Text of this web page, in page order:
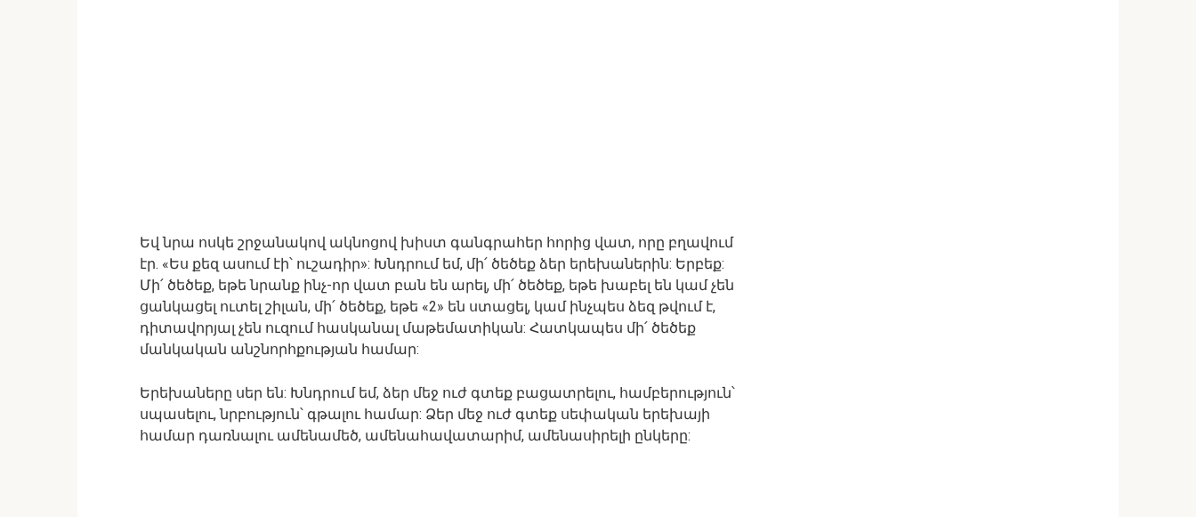
Եվ նրա ոսկե շրջանակով ակնոցով խիստ գանգրահեր հորից վատ, որը բղավում
էր. «Ես քեզ ասում էի՝ ուշադիր»: Խնդրում եմ, մի՛ ծեծեք ձեր երեխաներին: Երբեք:
Մի՛ ծեծեք, եթե նրանք ինչ-որ վատ բան են արել, մի՛ ծեծեք, եթե խաբել են կամ չեն
ցանկացել ուտել շիլան, մի՛ ծեծեք, եթե «2» են ստացել, կամ ինչպես ձեզ թվում է,
դիտավորյալ չեն ուզում հասկանալ մաթեմատիկան: Հատկապես մի՛ ծեծեք
մանկական անշնորհքության համար:
Երեխաները սեր են: Խնդրում եմ, ձեր մեջ ուժ գտեք բացատրելու, համբերություն՝
սպասելու, նրբություն՝ գթալու համար: Ձեր մեջ ուժ գտեք սեփական երեխայի
համար դառնալու ամենամեծ, ամենահավատարիմ, ամենասիրելի ընկերը: